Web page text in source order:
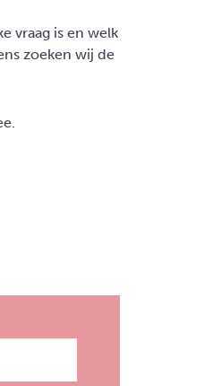
vraag is en welk
zoeken wij de